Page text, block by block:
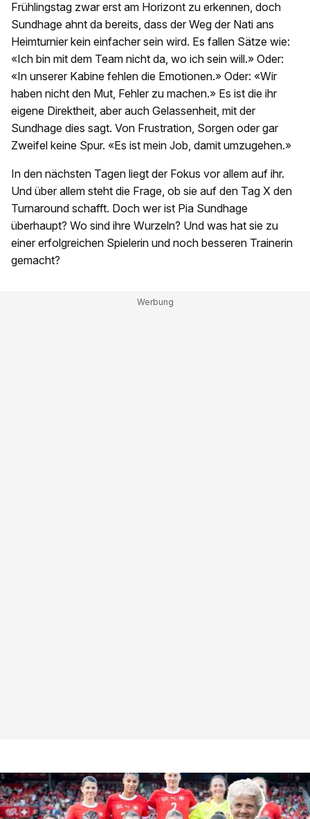
Frühlingstag zwar erst am Horizont zu erkennen, doch
Sundhage ahnt da bereits, dass der Weg der Nati ans
Heimturnier kein einfacher sein wird. Es fallen Sätze wie:
«Ich bin mit dem Team nicht da, wo ich sein will.» Oder:
«In unserer Kabine fehlen die Emotionen.» Oder: «Wir
haben nicht den Mut, Fehler zu machen.» Es ist die ihr
eigene Direktheit, aber auch Gelassenheit, mit der
Sundhage dies sagt. Von Frustration, Sorgen oder gar
Zweifel keine Spur. «Es ist mein Job, damit umzugehen.»
In den nächsten Tagen liegt der Fokus vor allem auf ihr.
Und über allem steht die Frage, ob sie auf den Tag X den
Turnaround schafft. Doch wer ist Pia Sundhage
überhaupt? Wo sind ihre Wurzeln? Und was hat sie zu
einer erfolgreichen Spielerin und noch besseren Trainerin
gemacht?